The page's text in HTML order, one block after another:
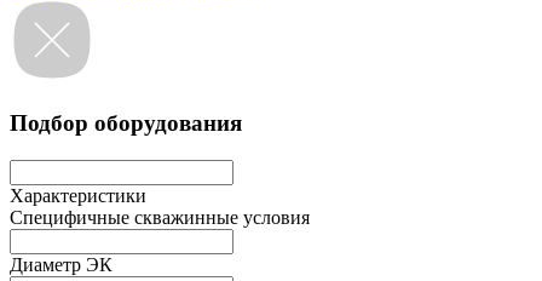
Подбор оборудования
Характеристики
Специфичные скважинные условия
Диаметр ЭК